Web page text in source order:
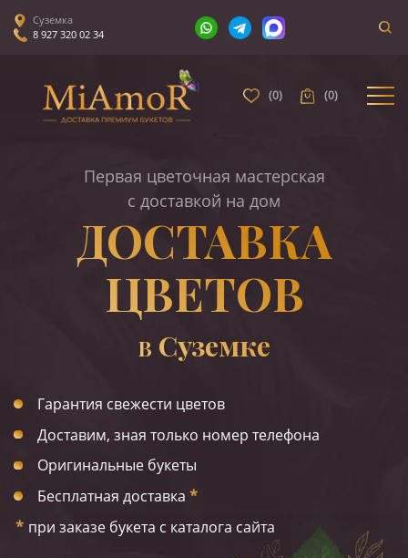
Суземка
8 927 320 02 34
(0) (0)
Первая цветочная мастерская
с доставкой на дом
ДОСТАВКА
ЦВЕТОВ
В Суземке
Гарантия свежести цветов
Доставим, зная только номер телефона
Оригинальные букеты
Бесплатная доставка *
* при заказе букета с каталога сайта